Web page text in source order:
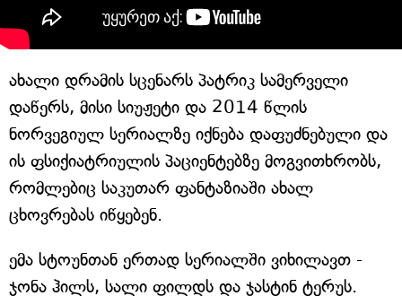
ახალი დრამის სცენარს პატრიკ სამერველი
დაწერს, მისი სიუჟეტი და 2014 წლის
ნორვეგიულ სერიალზე იქნება დაფუძნებული და
ის ფსიქიატრიულის პაციენტებზე მოგვითხრობს,
რომლებიც საკუთარ ფანტაზიაში ახალ
ცხოვრებას იწყებენ.
ემა სტოუნთან ერთად სერიალში ვიხილავთ -
ჯონა ჰილს, სალი ფილდს და ჯასტინ ტერუს.